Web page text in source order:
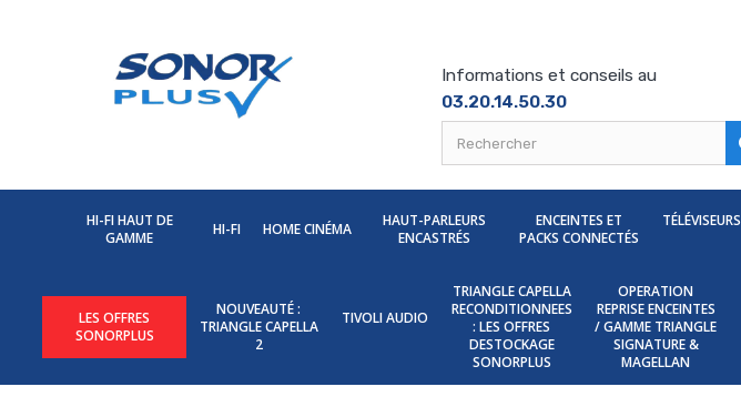
Informations et conseils au
03.20.14.50.30
HI-FI HAUT DE
GAMME
HI-FI HOME CINÉMA
HAUT-PARLEURS
ENCASTRÉS
ENCEINTES ET
PACKS CONNECTÉS
TÉLÉVISEURS
LES OFFRES
SONORPLUS
NOUVEAUTÉ :
TRIANGLE CAPELLA
2
TIVOLI AUDIO
TRIANGLE CAPELLA
RECONDITIONNEES
: LES OFFRES
DESTOCKAGE
SONORPLUS
OPERATION
REPRISE ENCEINTES
/ GAMME TRIANGLE
SIGNATURE &
MAGELLAN